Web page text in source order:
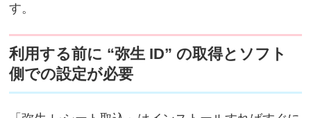
す。
利用する前に “弥生 ID” の取得とソフト
側での設定が必要